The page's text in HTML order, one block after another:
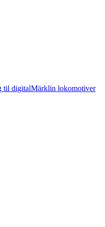
til digitalMärklin lokomotiver